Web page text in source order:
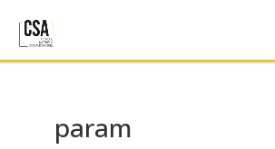
param